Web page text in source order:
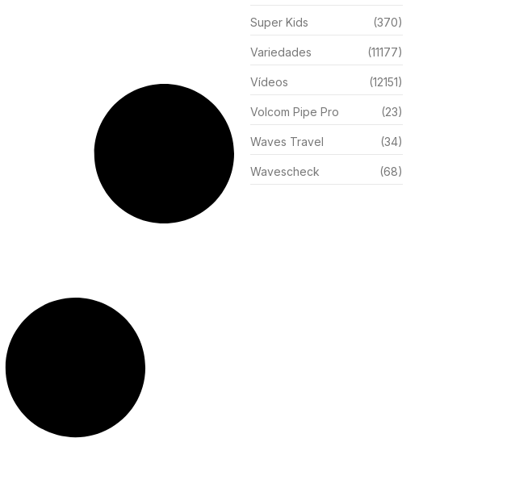
Super Kids (370)
Variedades (11177)
Vídeos (12151)
Volcom Pipe Pro (23)
Waves Travel (34)
Wavescheck (68)